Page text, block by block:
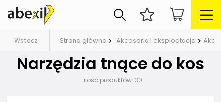
Wstecz Strona główna Akcesoria i eksploatacja
Narzędzia tnące do kos
ilość produktów: 30